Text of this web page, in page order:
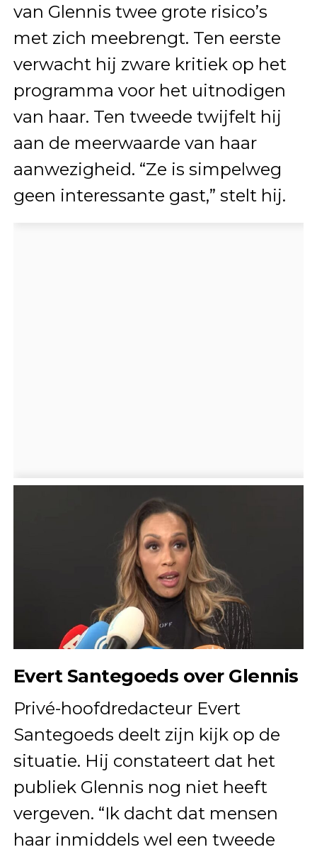
van Glennis twee grote risico’s
met zich meebrengt. Ten eerste
verwacht hij zware kritiek op het
programma voor het uitnodigen
van haar. Ten tweede twijfelt hij
aan de meerwaarde van haar
aanwezigheid. “Ze is simpelweg
geen interessante gast,” stelt hij.
Evert Santegoeds over Glennis
Privé-hoofdredacteur Evert
Santegoeds deelt zijn kijk op de
situatie. Hij constateert dat het
publiek Glennis nog niet heeft
vergeven. “Ik dacht dat mensen
haar inmiddels wel een tweede